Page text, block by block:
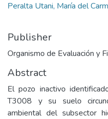
Peralta Utani, María del
Publisher
Organismo de Evaluación y
Abstract
El pozo inactivo
T3008 y su suelo
ambiental del subsector